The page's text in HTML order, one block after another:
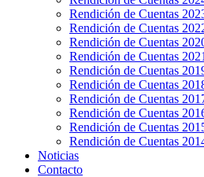
Rendición de Cuentas
Rendición de Cuentas
Rendición de Cuentas
Rendición de Cuentas 2021
Rendición de Cuentas
Rendición de Cuentas
Rendición de Cuentas
Rendición de Cuentas
Rendición de Cuentas
Rendición de Cuentas
Noticias
Contacto